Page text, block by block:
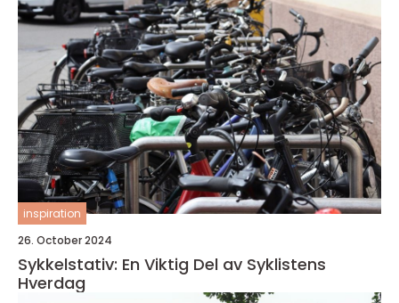
inspiration
26. October 2024
Sykkelstativ: En Viktig Del av Syklistens
Hverdag